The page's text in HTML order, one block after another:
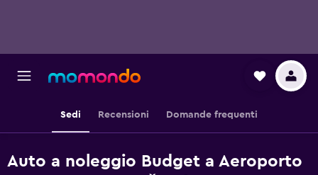
Sedi Recensioni Domande frequenti
Auto a noleggio Budget a Aeroporto